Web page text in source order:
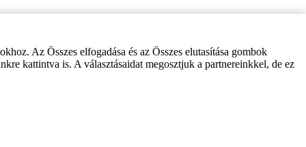
Az Összes elfogadása és az Összes elutasítása gombok
kattintva is. A választásaidat megosztjuk a partnereinkkel, de ez